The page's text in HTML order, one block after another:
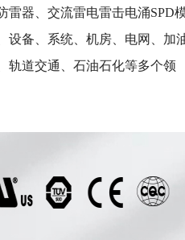
雷器、交流雷电雷击电涌SPD
设备、系统、机房、电网、加
轨道交通、石油石化等多个领